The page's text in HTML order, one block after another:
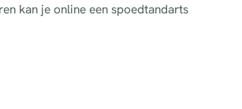
kan je online een spoedtandarts